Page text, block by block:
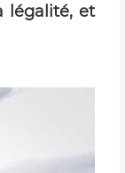
légalité, et